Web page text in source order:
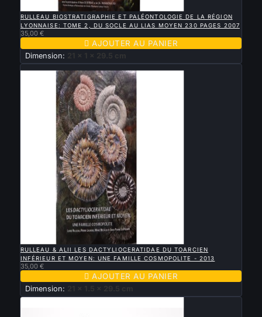
APERÇU RAPIDE
RULLEAU BIOSTRATIGRAPHIE ET PALÉONTOLOGIE DE LA RÉGION
LYONNAISE: TOME 2, DU SOCLE AU LIAS MOYEN 230 PAGES 2007
35,00 €
 AJOUTER AU PANIER
Dimension: 21 x 1 x 29.5 cm
Nouveau
RULLEAU & ALII LES DACTYLIOCERATIDAE DU TOARCIEN
INFÉRIEUR ET MOYEN: UNE FAMILLE COSMOPOLITE - 2013
35,00 €
 AJOUTER AU PANIER
Dimension: 21 x 1.5 x 29.5 cm